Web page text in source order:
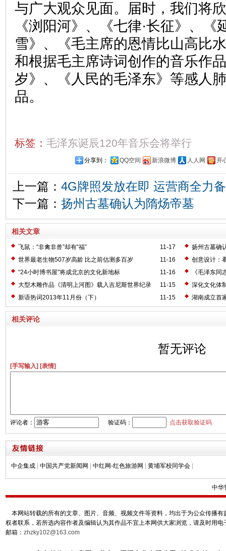
与广大观众见面。届时，我们将
《浏阳河》、《七律·长征》、《
雪》、《毛主席的恩情比山高比
和根据毛主席诗词创作的音乐作
岁》、《人民的毛泽东》等感人
品。
标签： 毛泽东诞辰120年音乐会将举行
分享到： QQ空间 新浪微博 人人网 开
上一篇： 4G牌照发放在即 运营商全力
下一篇： 扬州古墓确认为隋炀帝墓
相关文章
11-17
飞鼠：“非禽非兽”却有“福”
扬州古墓确
11-16
世界最老生物507岁高龄 比之前估测多百岁
创意设计：
11-16
“24小时博书屋”将成北京的文化新地标
《毛泽东
11-15
大型木雕作品《清明上河图》载入吉尼斯世界纪录
深化文化体
11-15
新语热词2013年11月份（下） 湖南成立首
相关评论
暂无评论
[手写输入] [表情]
评论者： 验证码： 点击获取验证码
中企集成 | 中国共产党新闻网 | 中红网-红色旅游网 | 黄埔军校同学会 |
中华
本网站转载的所有的文章、图片、音频、视频文件等资料，均出于为公众传播
权者联系，若所选内容作者及编辑认为其作品不宜上本网供大家浏览，请及时用
邮箱： zhzky102@163.com